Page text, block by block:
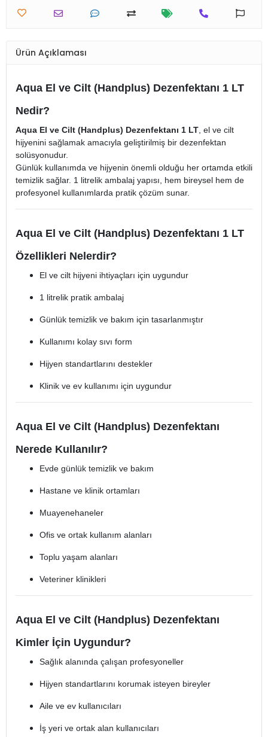
Ürün Açıklaması
Aqua El ve Cilt (Handplus) Dezenfektanı 1 LT
Nedir?
Aqua El ve Cilt (Handplus) Dezenfektanı 1 LT, el ve cilt
hijyenini sağlamak amacıyla geliştirilmiş bir dezenfektan
solüsyonudur.
Günlük kullanımda ve hijyenin önemli olduğu her ortamda etkili
temizlik sağlar. 1 litrelik ambalaj yapısı, hem bireysel hem de
profesyonel kullanımlarda pratik çözüm sunar.
Aqua El ve Cilt (Handplus) Dezenfektanı 1 LT
Özellikleri Nelerdir?
El ve cilt hijyeni ihtiyaçları için uygundur
1 litrelik pratik ambalaj
Günlük temizlik ve bakım için tasarlanmıştır
Kullanımı kolay sıvı form
Hijyen standartlarını destekler
Klinik ve ev kullanımı için uygundur
Aqua El ve Cilt (Handplus) Dezenfektanı
Nerede Kullanılır?
Evde günlük temizlik ve bakım
Hastane ve klinik ortamları
Muayenehaneler
Ofis ve ortak kullanım alanları
Toplu yaşam alanları
Veteriner klinikleri
Aqua El ve Cilt (Handplus) Dezenfektanı
Kimler İçin Uygundur?
Sağlık alanında çalışan profesyoneller
Hijyen standartlarını korumak isteyen bireyler
Aile ve ev kullanıcıları
İş yeri ve ortak alan kullanıcıları